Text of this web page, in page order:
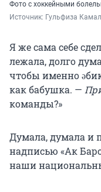
Фото с хоккейными
Источник: Гульфиза
Я же сама себе
лежала, долго
чтобы именно
как бабушка. —
команды?»
Думала, думала и
надписью «Ак
наши